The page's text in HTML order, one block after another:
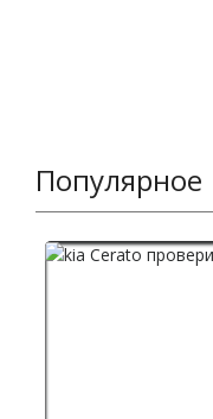
Популярное